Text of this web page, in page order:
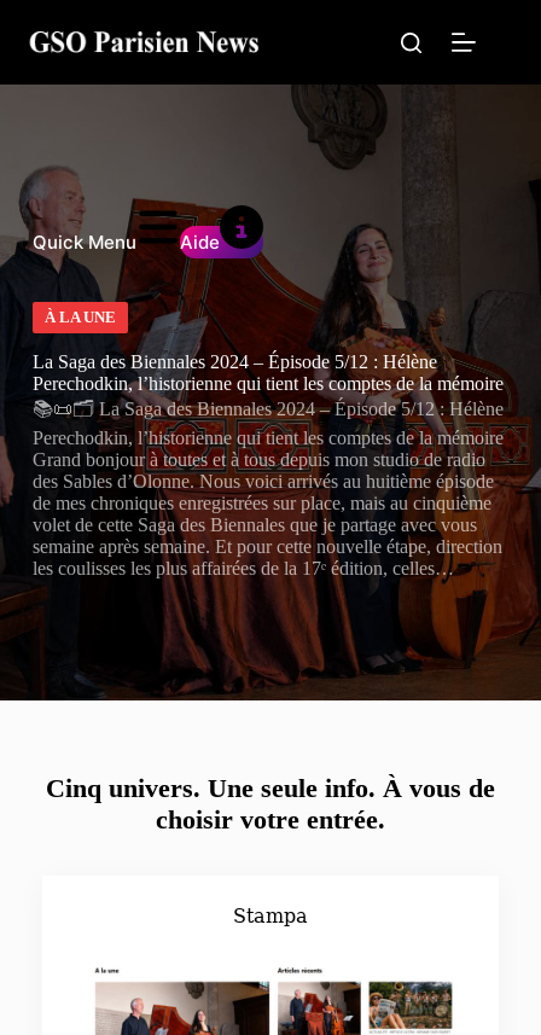
contenu
Quick Menu Aide
À LA UNE
La Saga des Biennales 2024 – Épisode 5/12 : Hélène
Perechodkin, l’historienne qui tient les comptes de la mémoire
📚📜🗂️ La Saga des Biennales 2024 – Épisode 5/12 : Hélène
Perechodkin, l’historienne qui tient les comptes de la mémoire
Grand bonjour à toutes et à tous depuis mon studio de radio
des Sables d’Olonne. Nous voici arrivés au huitième épisode
de mes chroniques enregistrées sur place, mais au cinquième
volet de cette Saga des Biennales que je partage avec vous
semaine après semaine. Et pour cette nouvelle étape, direction
les coulisses les plus affairées de la 17ᵉ édition, celles…
Cinq univers. Une seule info. À vous de
choisir votre entrée.
Stampa